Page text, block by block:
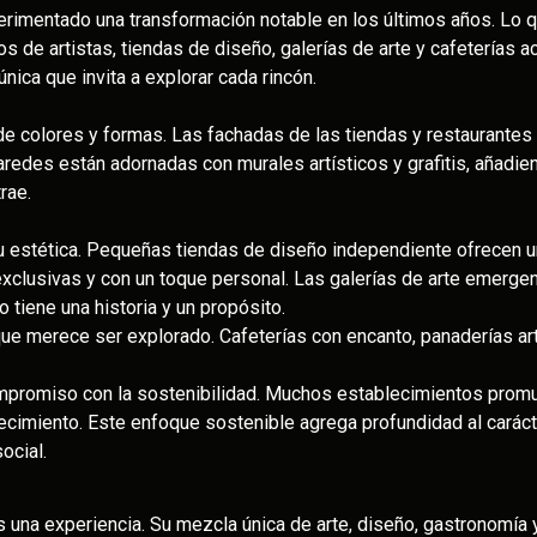
una transformación notable en los últimos años. Lo
de artistas, tiendas de diseño, galerías de arte y cafeterías
que invita a explorar cada rincón.
colores y formas. Las fachadas de las tiendas y
están adornadas con murales artísticos y grafitis,
Pequeñas tiendas de diseño independiente ofrecen
y con un toque personal. Las galerías de arte
tiene una historia y un propósito.
merece ser explorado. Cafeterías con encanto, panaderías
con la sostenibilidad. Muchos establecimientos
Este enfoque sostenible agrega profundidad al
experiencia. Su mezcla única de arte, diseño,